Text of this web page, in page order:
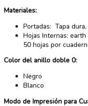
Materiales:
Portadas: Tapa
Hojas Internas:
50 hojas por
Color del anillo doble 0:
Negro
Blanco
Modo de Impresión para